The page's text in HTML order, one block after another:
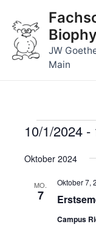
Inhalt
springen
JW
Main
10/1/2024 -
wählen.
Oktober 2024
MO.
7
Oktober 7,
Campus